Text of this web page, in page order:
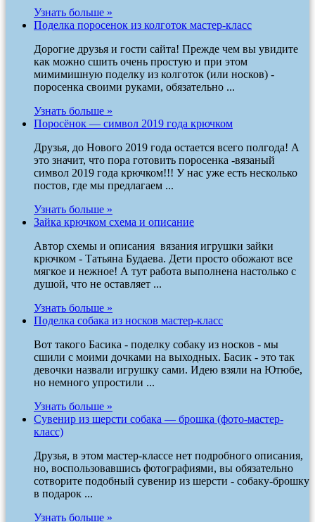
Узнать больше »
Поделка поросенок из колготок мастер-класс
Дорогие друзья и гости сайта! Прежде чем вы увидите
как можно сшить очень простую и при этом
мимимишную поделку из колготок (или носков) -
поросенка своими руками, обязательно ...
Узнать больше »
Поросёнок — символ 2019 года крючком
Друзья, до Нового 2019 года остается всего полгода! А
это значит, что пора готовить поросенка -вязаный
символ 2019 года крючком!!! У нас уже есть несколько
постов, где мы предлагаем ...
Узнать больше »
Зайка крючком схема и описание
Автор схемы и описания вязания игрушки зайки
крючком - Татьяна Будаева. Дети просто обожают все
мягкое и нежное! А тут работа выполнена настолько с
душой, что не оставляет ...
Узнать больше »
Поделка собака из носков мастер-класс
Вот такого Басика - поделку собаку из носков - мы
сшили с моими дочками на выходных. Басик - это так
девочки назвали игрушку сами. Идею взяли на Ютюбе,
но немного упростили ...
Узнать больше »
Сувенир из шерсти собака — брошка (фото-мастер-
класс)
Друзья, в этом мастер-классе нет подробного описания,
но, воспользовавшись фотографиями, вы обязательно
сотворите подобный сувенир из шерсти - собаку-брошку
в подарок ...
Узнать больше »